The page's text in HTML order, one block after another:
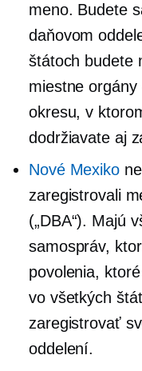
meno. Budete
daňovom
štátoch budete
miestne
okresu, v
dodržiavate aj
Nové Mexiko
zaregistrovali
(„DBA“). Majú
samospráv,
povolenia,
vo všetkých
zaregistrovať
oddelení.